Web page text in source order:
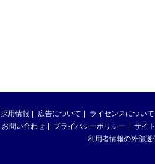
採用情報 広告について ライセンスについて
お問い合わせ プライバシーポリシー サイ
利用者情報の外部送